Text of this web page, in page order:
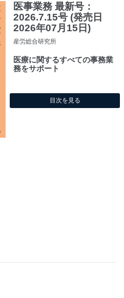
医事業務 最新号：
2026.7.15号 (発売日
2026年07月15日)
産労総合研究所
医療に関するすべての事務業
務をサポート
目次を見る